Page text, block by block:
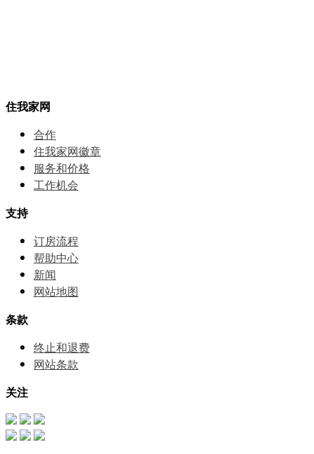
住我家网
合作
住我家网徽章
服务和价格
⼯作机会
支持
订房流程
帮助中⼼
新闻
网站地图
条款
终止和退费
网站条款
关注